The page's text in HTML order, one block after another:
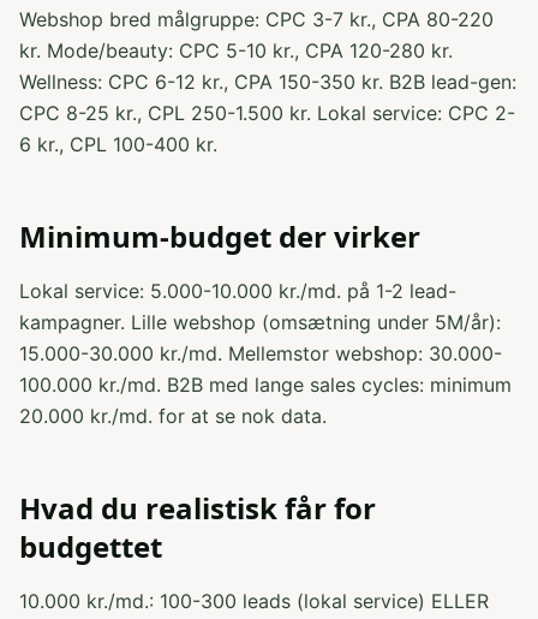
Webshop bred målgruppe: CPC 3-7 kr., CPA 80-220
kr. Mode/beauty: CPC 5-10 kr., CPA 120-280 kr.
Wellness: CPC 6-12 kr., CPA 150-350 kr. B2B lead-gen:
CPC 8-25 kr., CPL 250-1.500 kr. Lokal service: CPC 2-
6 kr., CPL 100-400 kr.
Minimum-budget der virker
Lokal service: 5.000-10.000 kr./md. på 1-2 lead-
kampagner. Lille webshop (omsætning under 5M/år):
15.000-30.000 kr./md. Mellemstor webshop: 30.000-
100.000 kr./md. B2B med lange sales cycles: minimum
20.000 kr./md. for at se nok data.
Hvad du realistisk får for
budgettet
10.000 kr./md.: 100-300 leads (lokal service) ELLER